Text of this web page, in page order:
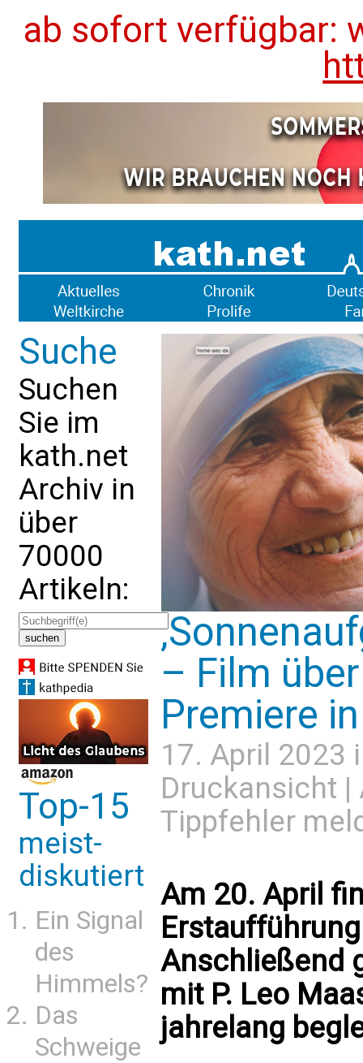
ab sofort verfügbar:
Suche
Suchen
Sie im
kath.net
Archiv in
über
70000
Artikeln:
Top-15
meist-
diskutiert
Ein Signal
des
Himmels?
Das
Schweige
– Film
Premiere
17. April 2023
Druckansicht |
Tippfehler
Am 20. April
Anschließend
mit P. Leo
jahrelang